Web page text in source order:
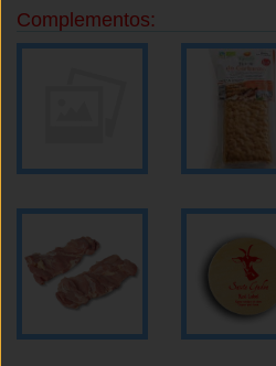
Complementos: